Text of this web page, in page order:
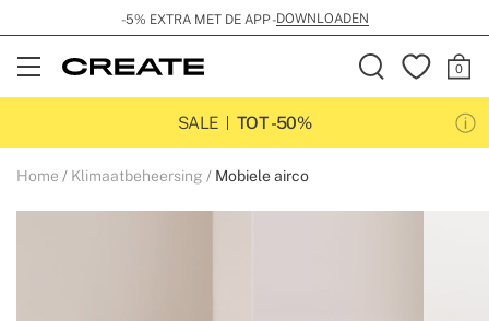
-5% EXTRA MET DE APP -DOWNLOADEN
Open
Menu
SALE
TOT -50%
Home Klimaatbeheersing Mobiele airco